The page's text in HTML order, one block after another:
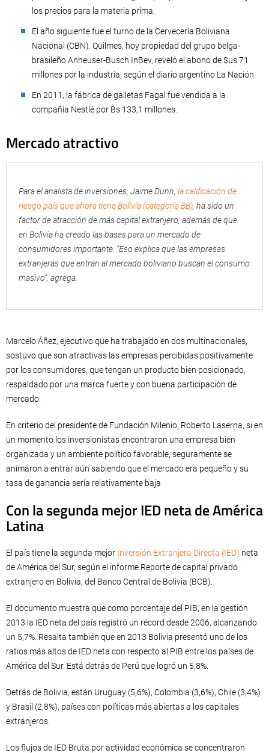
los precios para la materia prima.
El año siguiente fue el turno de la Cervecería Boliviana
Nacional (CBN). Quilmes, hoy propiedad del grupo belga-
brasileño Anheuser-Busch InBev, reveló el abono de $us 71
millones por la industria, según el diario argentino La Nación.
En 2011, la fábrica de galletas Fagal fue vendida a la
compañía Nestlé por Bs 133,1 millones.
Mercado atractivo
Para el analista de inversiones, Jaime Dunn, la calificación de
riesgo país que ahora tiene Bolivia (categoría BB), ha sido un
factor de atracción de más capital extranjero, además de que
en Bolivia ha creado las bases para un mercado de
consumidores importante. “Eso explica que las empresas
extranjeras que entran al mercado boliviano buscan el consumo
masivo”, agrega.
Marcelo Áñez, ejecutivo que ha trabajado en dos multinacionales,
sostuvo que son atractivas las empresas percibidas positivamente
por los consumidores, que tengan un producto bien posicionado,
respaldado por una marca fuerte y con buena participación de
mercado.
En criterio del presidente de Fundación Milenio, Roberto Laserna, si en
un momento los inversionistas encontraron una empresa bien
organizada y un ambiente político favorable, seguramente se
animaron a entrar aún sabiendo que el mercado era pequeño y su
tasa de ganancia sería relativamente baja
Con la segunda mejor IED neta de América
Latina
El país tiene la segunda mejor Inversión Extranjera Directa (IED) neta
de América del Sur, según el informe Reporte de capital privado
extranjero en Bolivia, del Banco Central de Bolivia (BCB).
El documento muestra que como porcentaje del PIB, en la gestión
2013 la IED neta del país registró un récord desde 2006, alcanzando
un 5,7%. Resalta también que en 2013 Bolivia presentó uno de los
ratios más altos de IED neta con respecto al PIB entre los países de
América del Sur. Está detrás de Perú que logró un 5,8%.
Detrás de Bolivia, están Uruguay (5,6%), Colombia (3,6%), Chile (3,4%)
y Brasil (2,8%), países con políticas más abiertas a los capitales
extranjeros.
Los flujos de IED Bruta por actividad económica se concentraron